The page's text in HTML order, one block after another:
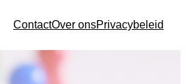
ContactOver onsPrivacybeleid